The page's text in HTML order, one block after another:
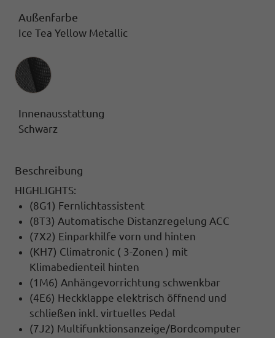
Außenfarbe
Ice Tea Yellow Metallic
Innenausstattung
Innenausstattung
Schwarz
Beschreibung
HIGHLIGHTS:
(8G1) Fernlichtassistent
(8T3) Automatische Distanzregelung ACC
(7X2) Einparkhilfe vorn und hinten
(KH7) Climatronic ( 3-Zonen ) mit
Klimabedienteil hinten
(1M6) Anhängevorrichtung schwenkbar
(4E6) Heckklappe elektrisch öffnend und
schließen inkl. virtuelles Pedal
(7J2) Multifunktionsanzeige/Bordcomputer